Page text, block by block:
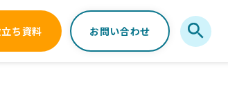
ち資料 お問い合わせ